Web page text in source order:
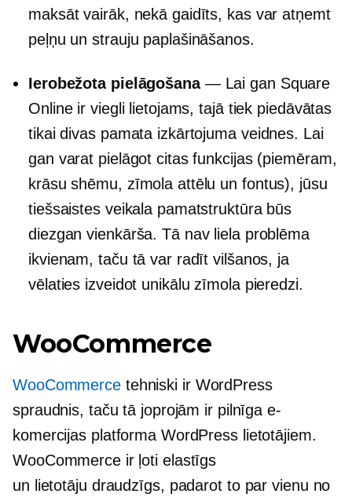
maksāt vairāk, nekā gaidīts, kas var atņemt
peļņu un strauju paplašināšanos.
Ierobežota pielāgošana— Lai gan Square
Online ir viegli lietojams, tajā tiek piedāvātas
tikai divas pamata izkārtojuma veidnes. Lai
gan varat pielāgot citas funkcijas (piemēram,
krāsu shēmu, zīmola attēlu un fontus), jūsu
tiešsaistes veikala pamatstruktūra būs
diezgan vienkārša. Tā nav liela problēma
ikvienam, taču tā var radīt vilšanos, ja
vēlaties izveidot unikālu zīmola pieredzi.
WooCommerce
WooCommercetehniski ir WordPress
spraudnis, taču tā joprojām ir pilnīga e-
komercijas platforma WordPress lietotājiem.
WooCommerce ir ļoti elastīgs
un lietotāju draudzīgs, padarot to par vienu no